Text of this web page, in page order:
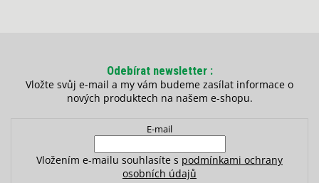
Odebírat newsletter
Vložte svůj e-mail a my vám budeme zasílat informace o
nových produktech na našem e-shopu.
E-mail
Vložením e-mailu souhlasíte s podmínkami ochrany
osobních údajů